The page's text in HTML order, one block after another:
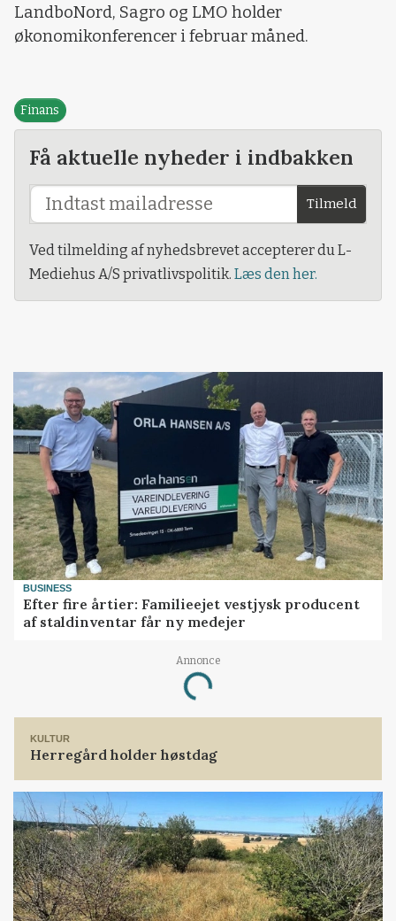
LandboNord, Sagro og LMO holder
økonomikonferencer i februar måned.
Finans
Få aktuelle nyheder i indbakken
Tilmeld
Ved tilmelding af nyhedsbrevet accepterer du L-
Mediehus A/S privatlivspolitik. Læs den her.
BUSINESS
Efter fire årtier: Familieejet vestjysk producent
af staldinventar får ny medejer
Annonce
Loading...
KULTUR
Herregård holder høstdag